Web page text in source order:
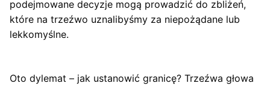
podejmowane decyzje mogą prowadzić do zbliżeń,
które na trzeźwo uznalibyśmy za niepożądane lub
lekkomyślne.
Oto dylemat – jak ustanowić granicę? Trzeźwa głowa